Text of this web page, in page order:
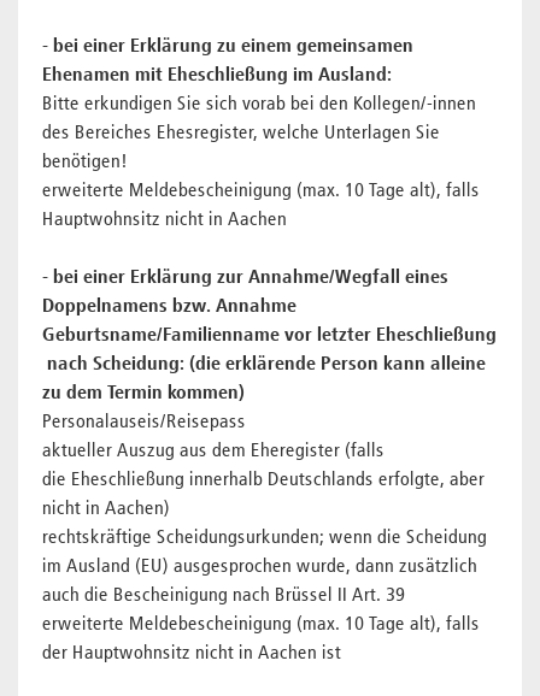
- bei einer Erklärung zu einem gemeinsamen
Ehenamen mit Eheschließung im Ausland:
Bitte erkundigen Sie sich vorab bei den Kollegen/-innen
des Bereiches Ehesregister, welche Unterlagen Sie
benötigen!
erweiterte Meldebescheinigung (max. 10 Tage alt), falls
Hauptwohnsitz nicht in Aachen
- bei einer Erklärung zur Annahme/Wegfall eines
Doppelnamens bzw. Annahme
Geburtsname/Familienname vor letzter Eheschließung
nach Scheidung: (die erklärende Person kann alleine
zu dem Termin kommen)
Personalauseis/Reisepass
aktueller Auszug aus dem Eheregister (falls
die Eheschließung innerhalb Deutschlands erfolgte, aber
nicht in Aachen)
rechtskräftige Scheidungsurkunden; wenn die Scheidung
im Ausland (EU) ausgesprochen wurde, dann zusätzlich
auch die Bescheinigung nach Brüssel II Art. 39
erweiterte Meldebescheinigung (max. 10 Tage alt), falls
der Hauptwohnsitz nicht in Aachen ist